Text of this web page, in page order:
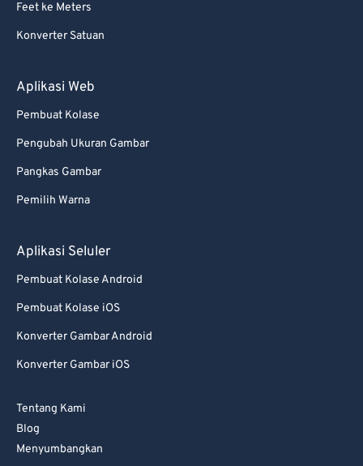
Feet ke Meters
Konverter Satuan
Aplikasi Web
Pembuat Kolase
Pengubah Ukuran Gambar
Pangkas Gambar
Pemilih Warna
Aplikasi Seluler
Pembuat Kolase Android
Pembuat Kolase iOS
Konverter Gambar Android
Konverter Gambar iOS
Tentang Kami
Blog
Menyumbangkan